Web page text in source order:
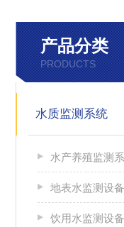
产品分类
PRODUCTS
水质监测系统
水产养殖监测
地表水监测设备
饮用水监测设备